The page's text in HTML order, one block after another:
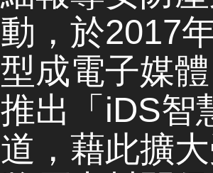
動，於2017
型成電子媒
推出「iDS智
道，藉此擴